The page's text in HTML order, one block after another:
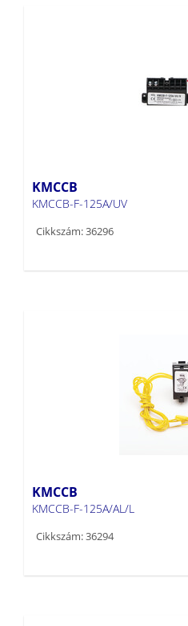
KMCCB
KMCCB-F-125A/UV
Cikkszám: 36296
KMCCB
KMCCB-F-125A/AL/L
Cikkszám: 36294